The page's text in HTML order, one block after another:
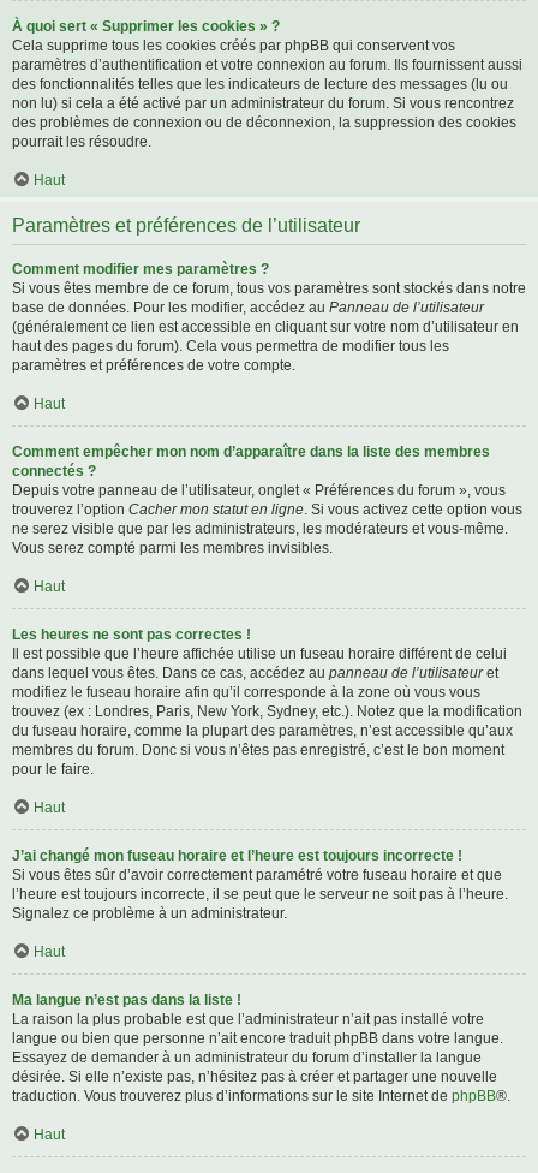
À quoi sert « Supprimer les cookies » ?
Cela supprime tous les cookies créés par phpBB qui conservent vos
paramètres d’authentification et votre connexion au forum. Ils fournissent aussi
des fonctionnalités telles que les indicateurs de lecture des messages (lu ou
non lu) si cela a été activé par un administrateur du forum. Si vous rencontrez
des problèmes de connexion ou de déconnexion, la suppression des cookies
pourrait les résoudre.
Haut
Paramètres et préférences de l’utilisateur
Comment modifier mes paramètres ?
Si vous êtes membre de ce forum, tous vos paramètres sont stockés dans notre
base de données. Pour les modifier, accédez au Panneau de l’utilisateur
(généralement ce lien est accessible en cliquant sur votre nom d’utilisateur en
haut des pages du forum). Cela vous permettra de modifier tous les
paramètres et préférences de votre compte.
Haut
Comment empêcher mon nom d’apparaître dans la liste des membres
connectés ?
Depuis votre panneau de l’utilisateur, onglet « Préférences du forum », vous
trouverez l’option Cacher mon statut en ligne. Si vous activez cette option vous
ne serez visible que par les administrateurs, les modérateurs et vous-même.
Vous serez compté parmi les membres invisibles.
Haut
Les heures ne sont pas correctes !
Il est possible que l’heure affichée utilise un fuseau horaire différent de celui
dans lequel vous êtes. Dans ce cas, accédez au panneau de l’utilisateuret
modifiez le fuseau horaire afin qu’il corresponde à la zone où vous vous
trouvez (ex : Londres, Paris, New York, Sydney, etc.). Notez que la modification
du fuseau horaire, comme la plupart des paramètres, n’est accessible qu’aux
membres du forum. Donc si vous n’êtes pas enregistré, c’est le bon moment
pour le faire.
Haut
J’ai changé mon fuseau horaire et l’heure est toujours incorrecte !
Si vous êtes sûr d’avoir correctement paramétré votre fuseau horaire et que
l’heure est toujours incorrecte, il se peut que le serveur ne soit pas à l’heure.
Signalez ce problème à un administrateur.
Haut
Ma langue n’est pas dans la liste !
La raison la plus probable est que l’administrateur n’ait pas installé votre
langue ou bien que personne n’ait encore traduit phpBB dans votre langue.
Essayez de demander à un administrateur du forum d’installer la langue
désirée. Si elle n’existe pas, n’hésitez pas à créer et partager une nouvelle
traduction. Vous trouverez plus d’informations sur le site Internet de phpBB®.
Haut